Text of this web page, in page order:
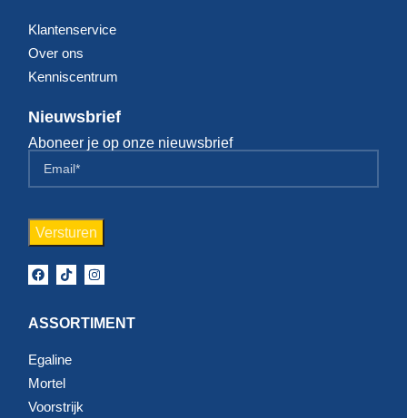
Klantenservice
Over ons
Kenniscentrum
Nieuwsbrief
Aboneer je op onze nieuwsbrief
ASSORTIMENT
Egaline
Mortel
Voorstrijk